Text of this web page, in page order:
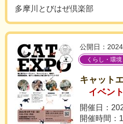
多摩川とびはぜ倶楽部
公開日：
くらし・環境
キャット
イベン
開催日：
開催時間：